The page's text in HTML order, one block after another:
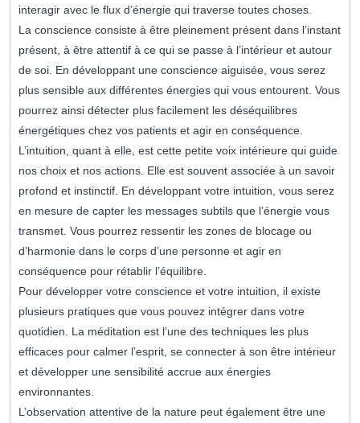
interagir avec le flux d’énergie qui traverse toutes choses.
La conscience consiste à être pleinement présent dans l’instant
présent, à être attentif à ce qui se passe à l’intérieur et autour
de soi. En développant une conscience aiguisée, vous serez
plus sensible aux différentes énergies qui vous entourent. Vous
pourrez ainsi détecter plus facilement les déséquilibres
énergétiques chez vos patients et agir en conséquence.
L’intuition, quant à elle, est cette petite voix intérieure qui guide
nos choix et nos actions. Elle est souvent associée à un savoir
profond et instinctif. En développant votre intuition, vous serez
en mesure de capter les messages subtils que l’énergie vous
transmet. Vous pourrez ressentir les zones de blocage ou
d’harmonie dans le corps d’une personne et agir en
conséquence pour rétablir l’équilibre.
Pour développer votre conscience et votre intuition, il existe
plusieurs pratiques que vous pouvez intégrer dans votre
quotidien. La méditation est l’une des techniques les plus
efficaces pour calmer l’esprit, se connecter à son être intérieur
et développer une sensibilité accrue aux énergies
environnantes.
L’observation attentive de la nature peut également être une